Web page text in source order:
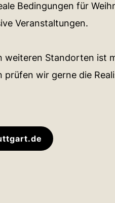
Bedingungen für
Veranstaltungen.
weiteren Standorten ist
prüfen wir gerne die